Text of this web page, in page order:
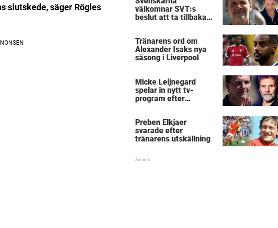
slutskede, säger Rögles
välkomnar SVT:s
beslut att ta tillbaka
Tränarens ord om
Alexander Isaks nya
säsong i Liverpool
Micke Leijnegard
spelar in nytt tv-
program efter
Preben Elkjaer
svarade efter
tränarens utskällning